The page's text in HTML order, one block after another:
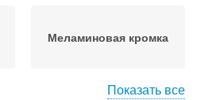
Меламиновая кромка
Показать все